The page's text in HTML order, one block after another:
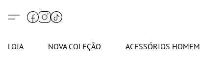
LOJA NOVA COLEÇÃO ACESSÓRIOS HOMEM